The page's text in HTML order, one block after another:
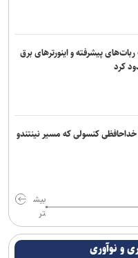
ربات‌های پیشرفته و اینورترهای برق
کرد
کنسولی که مسیر نینتندو
بیش
تر
و نوآوری